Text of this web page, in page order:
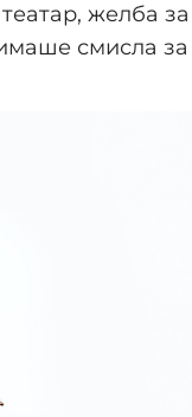
желба за
смисла за